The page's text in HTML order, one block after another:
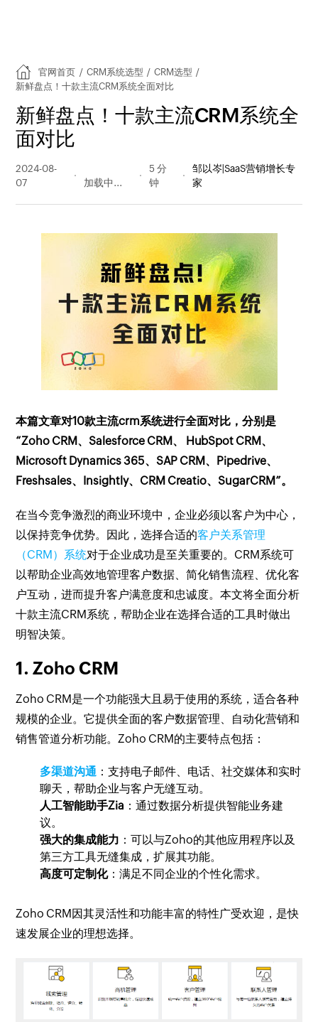
官网首页 / CRM系统选型 / CRM选型 /
新鲜盘点！十款主流CRM系统全面对比
新鲜盘点！十款主流CRM系统全
面对比
2024-08-
07
量
5 分
钟
邹以岑|SaaS营销增长专
家
本篇文章对10款主流crm系统进行全面对比，分别是
“Zoho CRM、Salesforce CRM、 HubSpot CRM、
Microsoft Dynamics 365、SAP CRM、Pipedrive、
Freshsales、Insightly、CRM Creatio、SugarCRM”。
在当今竞争激烈的商业环境中，企业必须以客户为中心，
以保持竞争优势。因此，选择合适的客户关系管理
（CRM）系统对于企业成功是至关重要的。CRM系统可
以帮助企业高效地管理客户数据、简化销售流程、优化客
户互动，进而提升客户满意度和忠诚度。本文将全面分析
十款主流CRM系统，帮助企业在选择合适的工具时做出
明智决策。
1. Zoho CRM
Zoho CRM是一个功能强大且易于使用的系统，适合各种
规模的企业。它提供全面的客户数据管理、自动化营销和
销售管道分析功能。Zoho CRM的主要特点包括：
多渠道沟通 ：支持电子邮件、电话、社交媒体和实时
聊天，帮助企业与客户无缝互动。
人工智能助手Zia ：通过数据分析提供智能业务建
议。
强大的集成能力 ：可以与Zoho的其他应用程序以及
第三方工具无缝集成，扩展其功能。
高度可定制化：满足不同企业的个性化需求。
Zoho CRM因其灵活性和功能丰富的特性广受欢迎，是快
速发展企业的理想选择。